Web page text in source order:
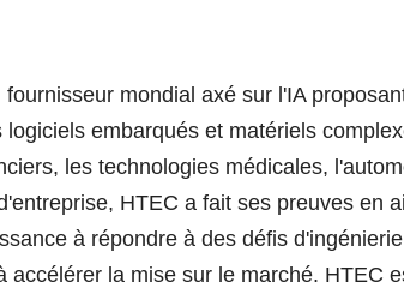
fournisseur mondial axé sur l'IA
embarqués et matériels
les technologies médicales,
HTEC a fait ses preuves en
à répondre à des défis
accélérer la mise sur le marché. HTEC